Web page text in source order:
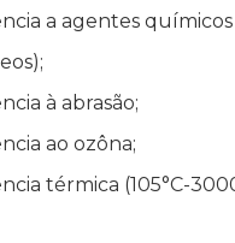
a agentes químicos
à abrasão;
ao ozôna;
térmica (105°C-